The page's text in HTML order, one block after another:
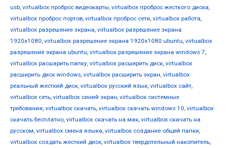
usb, virtualbox проброс видеокарты, virtualbox проброс жесткого диска,
virtualbox проброс портов, virtualbox проброс сети, virtualbox работа,
virtualbox разрешение экрана, virtualbox разрешение экрана
1920x1080, virtualbox разрешение экрана 1920x1080 ubuntu, virtualbox
разрешение экрана ubuntu, virtualbox разрешение экрана windows 7,
virtualbox расшарить папку, virtualbox расширить диск, virtualbox
расширить диск windows, virtualbox расширить экран, virtualbox
реальный жесткий диск, virtualbox русский язык, virtualbox сайт,
virtualbox сеть, virtualbox синий экран, virtualbox системные
требования, virtualbox скачать, virtualbox скачать windows 10, virtualbox
скачать бесплатно, virtualbox скачать на мак, virtualbox скачать на
русском, virtualbox смена языка, virtualbox создание общей папки,
virtualbox создать жесткий диск, virtualbox твердотельный накопитель,